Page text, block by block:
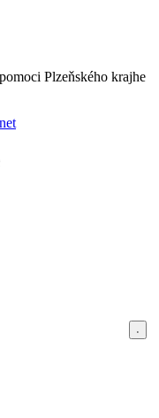
Plzeňského krajhe